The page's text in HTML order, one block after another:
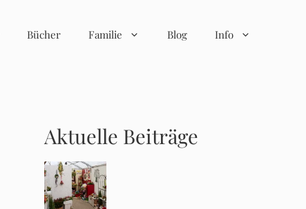
Bücher Familie Blog Info
Aktuelle Beiträge